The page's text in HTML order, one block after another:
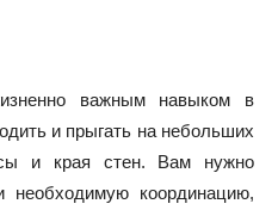
важным навыком в
и прыгать на небольших
и края стен. Вам нужно
координацию,